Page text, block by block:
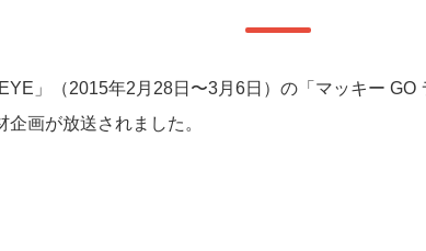
」（2015年2月28日〜3月6日）の「マッキー GO
画が放送されました。